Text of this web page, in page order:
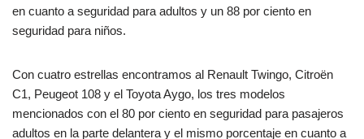
en cuanto a seguridad para adultos y un 88 por ciento en
seguridad para niños.
Con cuatro estrellas encontramos al Renault Twingo, Citroën
C1, Peugeot 108 y el Toyota Aygo, los tres modelos
mencionados con el 80 por ciento en seguridad para pasajeros
adultos en la parte delantera y el mismo porcentaje en cuanto a